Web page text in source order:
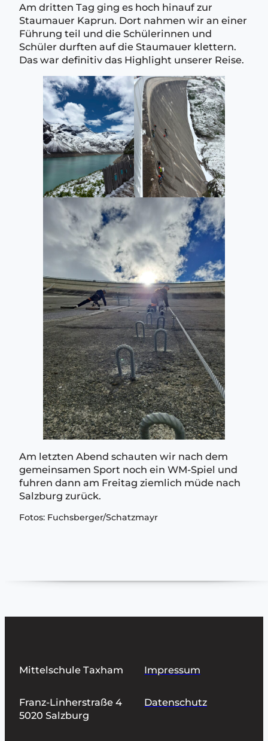
Am dritten Tag ging es hoch hinauf zur
Staumauer Kaprun. Dort nahmen wir an einer
Führung teil und die Schülerinnen und
Schüler durften auf die Staumauer klettern.
Das war definitiv das Highlight unserer Reise.
Am letzten Abend schauten wir nach dem
gemeinsamen Sport noch ein WM-Spiel und
fuhren dann am Freitag ziemlich müde nach
Salzburg zurück.
Fotos: Fuchsberger/Schatzmayr
Mittelschule Taxham
Franz-Linherstraße 4
5020 Salzburg
Impressum
Datenschutz